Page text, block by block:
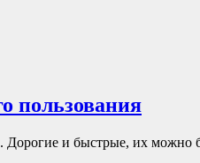
пользования
и быстрые, их можно